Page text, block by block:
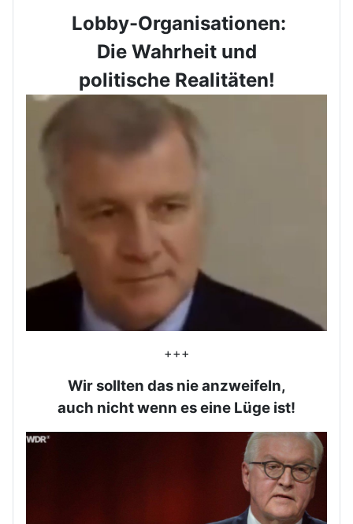
Lobby-Organisationen:
Die Wahrheit und
politische Realitäten!
+++
Wir sollten das nie anzweifeln,
auch nicht wenn es eine Lüge ist!